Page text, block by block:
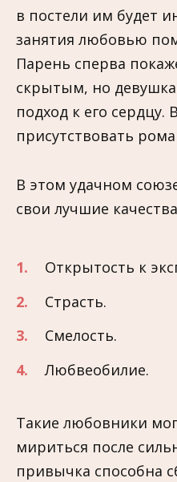
в постели им будет
занятия любовью
Парень сперва
скрытым, но
подход к его сердцу.
присутствовать
В этом удачном
свои лучшие
Открытость к
Страсть.
Смелость.
Любвеобилие.
Такие любовники
мириться после
привычка способна